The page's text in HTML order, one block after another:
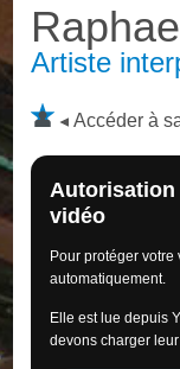
Artiste
Accéder à
Autorisation
vidéo
Pour protéger votre
automatiquement.
Elle est lue depuis
devons charger